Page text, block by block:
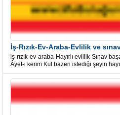
iş-rızık-ev-araba-Hayırlı evlilik-Sınav
Âyet-i kerim Kul bazen istediği şeyin